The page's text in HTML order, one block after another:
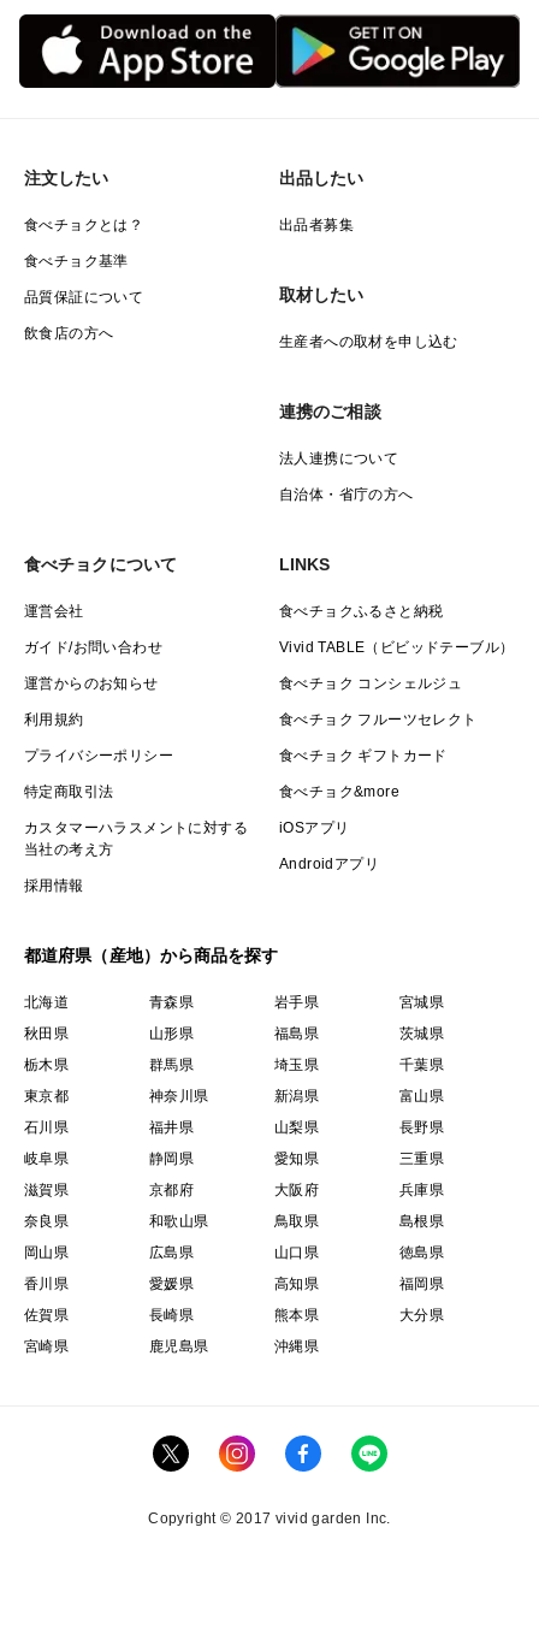
注文したい
食べチョクとは？
食べチョク基準
品質保証について
飲食店の方へ
出品したい
出品者募集
取材したい
生産者への取材を申し込む
連携のご相談
法人連携について
自治体・省庁の方へ
食べチョクについて
運営会社
ガイド/お問い合わせ
運営からのお知らせ
利用規約
プライバシーポリシー
特定商取引法
カスタマーハラスメントに対する
当社の考え方
採用情報
LINKS
食べチョクふるさと納税
Vivid TABLE（ビビッドテーブル）
食べチョク コンシェルジュ
食べチョク フルーツセレクト
食べチョク ギフトカード
食べチョク&more
iOSアプリ
Androidアプリ
都道府県（産地）から商品を探す
北海道 青森県 岩手県
宮城県
秋田県
山形県 福島県
茨城県
栃木県
群馬県 埼玉県
千葉県
東京都
神奈川県 新潟県
富山県
石川県
福井県 山梨県
長野県
岐阜県
静岡県 愛知県
三重県
滋賀県
京都府 大阪府
兵庫県
奈良県
和歌山県 鳥取県
島根県
岡山県
広島県 山口県
徳島県
香川県
愛媛県 高知県
福岡県
佐賀県
長崎県 熊本県
大分県
宮崎県
鹿児島県 沖縄県
Copyright © 2017 vivid garden Inc.